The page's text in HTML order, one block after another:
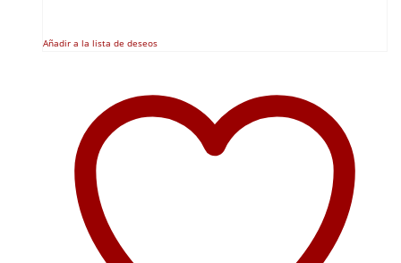
Añadir a la lista de deseos